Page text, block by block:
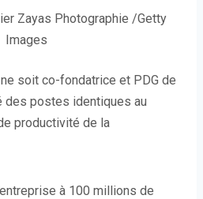
Zayas Photographie (
v
r
n
/Getty
Images
soit co-fondatrice et PDG de
des postes identiques au
productivité de la
à 100 millions de